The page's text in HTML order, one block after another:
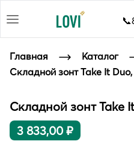
Главная
Каталог
Складной зонт Take It
Складной зонт Take
3 833,00 ₽